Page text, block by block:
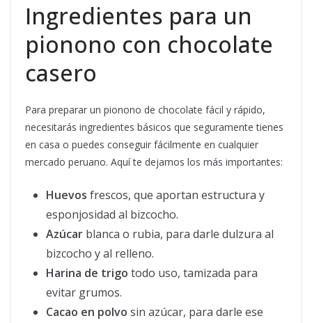
Ingredientes para un
pionono con chocolate
casero
Para preparar un pionono de chocolate fácil y rápido,
necesitarás ingredientes básicos que seguramente tienes
en casa o puedes conseguir fácilmente en cualquier
mercado peruano. Aquí te dejamos los más importantes:
Huevos frescos, que aportan estructura y
esponjosidad al bizcocho.
Azúcar blanca o rubia, para darle dulzura al
bizcocho y al relleno.
Harina de trigo todo uso, tamizada para
evitar grumos.
Cacao en polvo sin azúcar, para darle ese